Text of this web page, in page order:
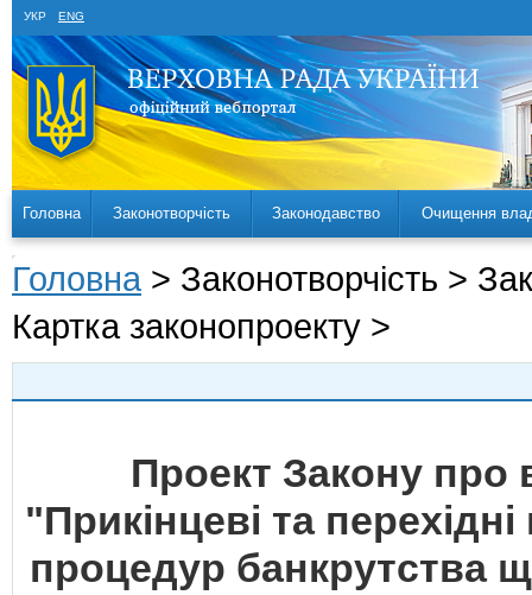
УКР ENG
Головна Законотворчість Законодавство Очищення
Головна > Законотворчість >
Картка законопроекту >
Проект Закону про
"Прикінцеві та
процедур банкрутства